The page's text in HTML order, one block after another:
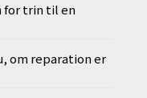
for trin til en
om reparation er